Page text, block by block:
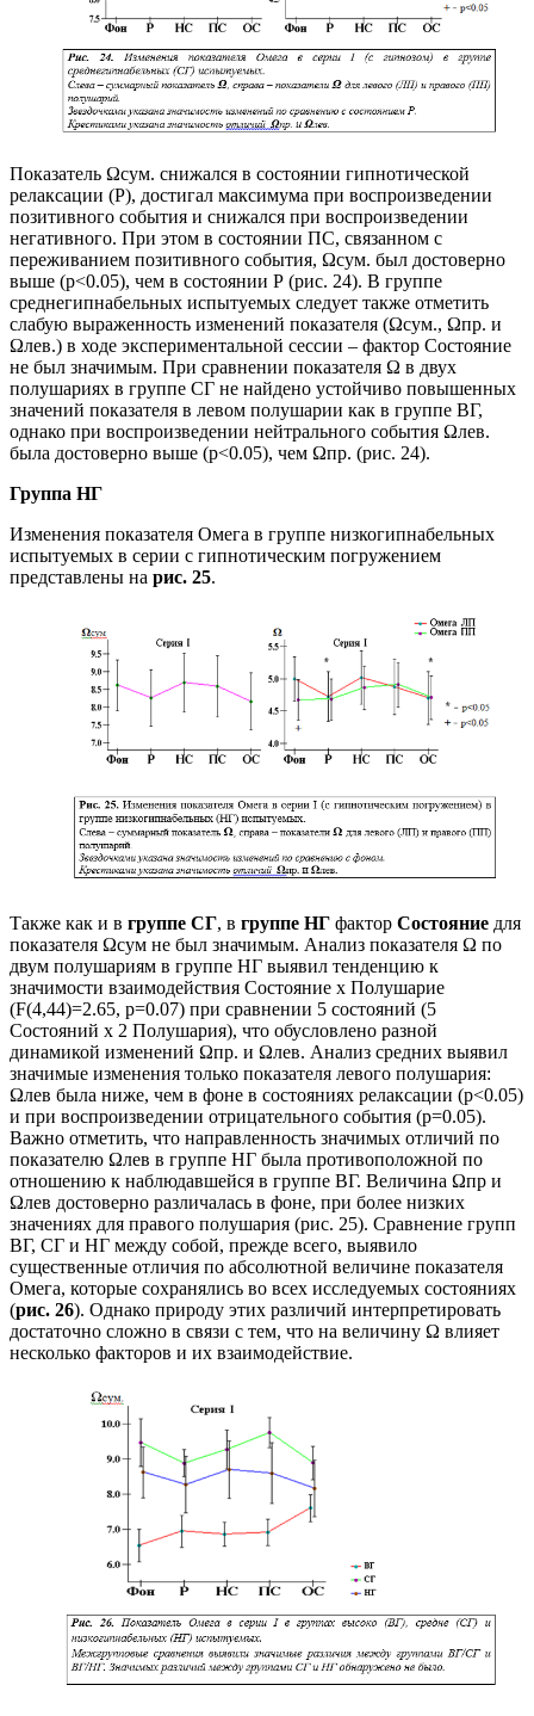
Показатель Ωсум. снижался в состоянии гипнотической
релаксации (Р), достигал максимума при воспроизведении
позитивного события и снижался при воспроизведении
негативного. При этом в состоянии ПС, связанном с
переживанием позитивного события, Ωсум. был достоверно
выше (p<0.05), чем в состоянии Р (рис. 24). В группе
среднегипнабельных испытуемых следует также отметить
слабую выраженность изменений показателя (Ωсум., Ωпр. и
Ωлев.) в ходе экспериментальной сессии – фактор Состояние
не был значимым. При сравнении показателя Ω в двух
полушариях в группе СГ не найдено устойчиво повышенных
значений показателя в левом полушарии как в группе ВГ,
однако при воспроизведении нейтрального события Ωлев.
была достоверно выше (p<0.05), чем Ωпр. (рис. 24).
Группа НГ
Изменения показателя Омега в группе низкогипнабельных
испытуемых в серии с гипнотическим погружением
представлены на рис. 25.
Также как и в группе СГ, в группе НГ фактор Состояние для
показателя Ωсум не был значимым. Анализ показателя Ω по
двум полушариям в группе НГ выявил тенденцию к
значимости взаимодействия Состояние х Полушарие
(F(4,44)=2.65, p=0.07) при сравнении 5 состояний (5
Состояний х 2 Полушария), что обусловлено разной
динамикой изменений Ωпр. и Ωлев. Анализ средних выявил
значимые изменения только показателя левого полушария:
Ωлев была ниже, чем в фоне в состояниях релаксации (p<0.05)
и при воспроизведении отрицательного события (p=0.05).
Важно отметить, что направленность значимых отличий по
показателю Ωлев в группе НГ была противоположной по
отношению к наблюдавшейся в группе ВГ. Величина Ωпр и
Ωлев достоверно различалась в фоне, при более низких
значениях для правого полушария (рис. 25). Сравнение групп
ВГ, СГ и НГ между собой, прежде всего, выявило
существенные отличия по абсолютной величине показателя
Омега, которые сохранялись во всех исследуемых состояниях
(рис. 26). Однако природу этих различий интерпретировать
достаточно сложно в связи с тем, что на величину Ω влияет
несколько факторов и их взаимодействие.